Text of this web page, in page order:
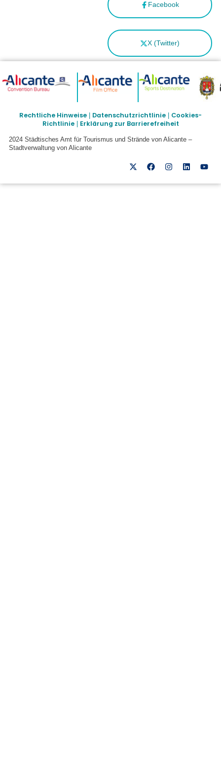
Facebook
X (Twitter)
Rechtliche Hinweise Datenschutzrichtlinie
Cookies-
Richtlinie| Erklärung zur Barrierefreiheit
2024 Städtisches Amt für Tourismus und Strände von Alicante –
Stadtverwaltung von Alicante